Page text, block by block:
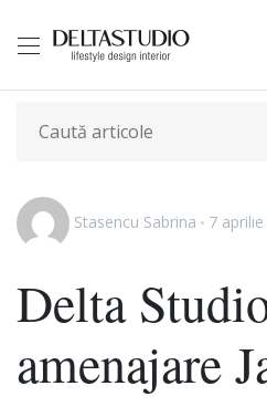
Stasencu Sabrina 7
Delta
amenajare